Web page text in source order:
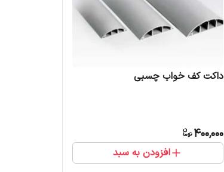
داکت کف خواب چسبی
400,000
افزودن به سبد